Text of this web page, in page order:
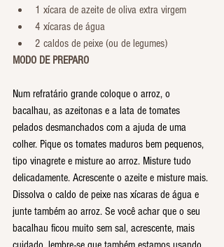
1 xícara de azeite de oliva extra virgem
4 xícaras de água
2 caldos de peixe (ou de legumes)
MODO DE PREPARO
Num refratário grande coloque o arroz, o
bacalhau, as azeitonas e a lata de tomates
pelados desmanchados com a ajuda de uma
colher. Pique os tomates maduros bem pequenos,
tipo vinagrete e misture ao arroz. Misture tudo
delicadamente. Acrescente o azeite e misture mais.
Dissolva o caldo de peixe nas xícaras de água e
junte também ao arroz. Se você achar que o seu
bacalhau ficou muito sem sal, acrescente, mais